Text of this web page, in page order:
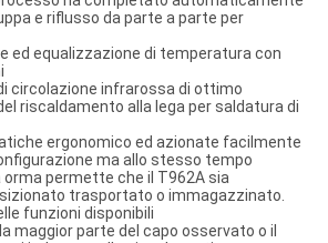
e riflusso da parte a parte per
ed equalizzazione di temperatura con
circolazione infrarossa di ottimo
riscaldamento alla lega per saldatura di
ergonomico ed azionate facilmente
ma allo stesso tempo
orma permette che il T962A sia
trasportato o immagazzinato.
funzioni disponibili
maggior parte del capo osservato o il